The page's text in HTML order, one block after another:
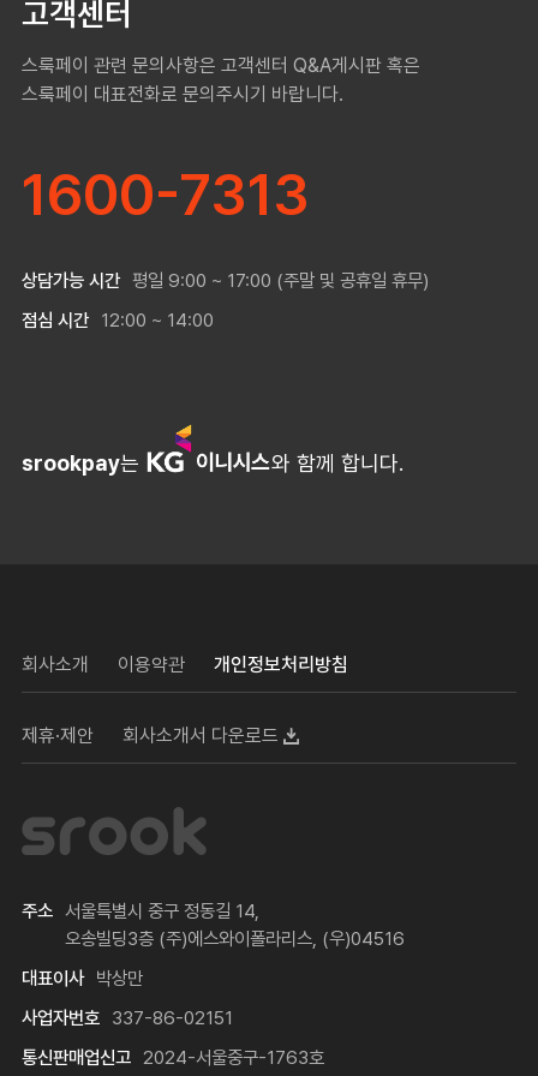
고객센터
스룩페이 관련 문의사항은 고객센터 Q&A게시판 혹은
스룩페이 대표전화로 문의주시기 바랍니다.
1600-7313
상담가능 시간 평일 9:00 ~ 17:00 (주말 및 공휴일 휴무)
점심 시간 12:00 ~ 14:00
srookpay는 와 함께 합니다.
회사소개 이용약관 개인정보처리방침
제휴·제안 회사소개서 다운로드
주소 서울특별시 중구 정동길 14,
오송빌딩3층 (주)에스와이폴라리스, (우)04516
대표이사 박상만
사업자번호 337-86-02151
통신판매업신고 2024-서울중구-1763호